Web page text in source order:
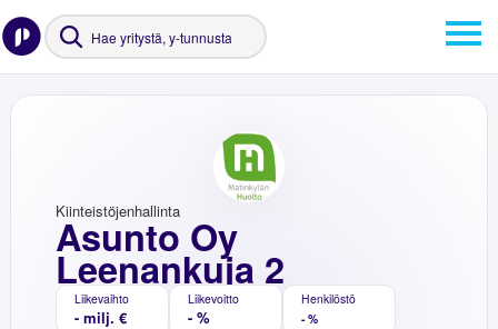
Asunto Oy
Leenankuja 2
Kiinteistöjenhallinta
Liikevaihto
- milj. €
Liikevoitto
- %
Henkilöstö
- %